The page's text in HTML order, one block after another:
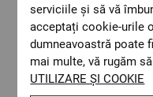
serviciile și să vă
acceptați cookie-urile
dumneavoastră poate
mai multe, vă rugăm
UTILIZARE ȘI COOKIE